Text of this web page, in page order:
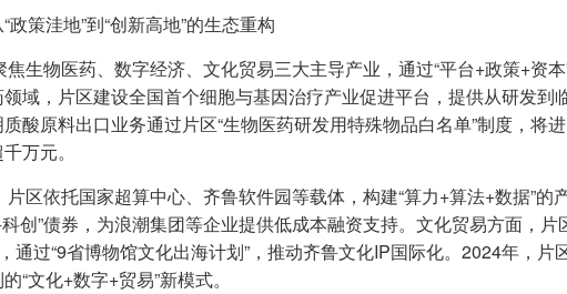
政策洼地”到“创新高地”的生态重构
焦生物医药、数字经济、文化贸易三大主导产业，通过“平台+政策+资
域，片区建设全国首个细胞与基因治疗产业促进平台，提供从研发到
酸原料出口业务通过片区“生物医药研发用特殊物品白名单”制度，将
万元。
片区依托国家超算中心、齐鲁软件园等载体，构建“算力+算法+数据”
创”债券，为浪潮集团等企业提供低成本融资支持。文化贸易方面，
通过“9省博物馆文化出海计划”，推动齐鲁文化IP国际化。2024年，
“文化+数字+贸易”新模式。